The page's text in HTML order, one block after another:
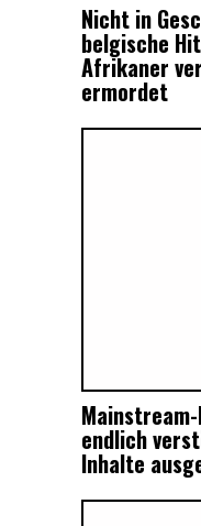
Nicht in
belgische
Afrikaner
ermordet
endlich
Inhalte